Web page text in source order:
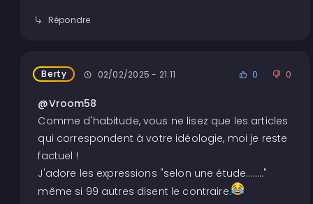
Répondre
Berty 02/02/2025 - 21:11 0 0
@Vroom58
Comme d'habitude, vous ne lisez que les articles
qui correspondent à votre idéologie, moi je reste
factuel !
J'adore les expressions "selon une étude........"
même si 99 autres disent le contraire.